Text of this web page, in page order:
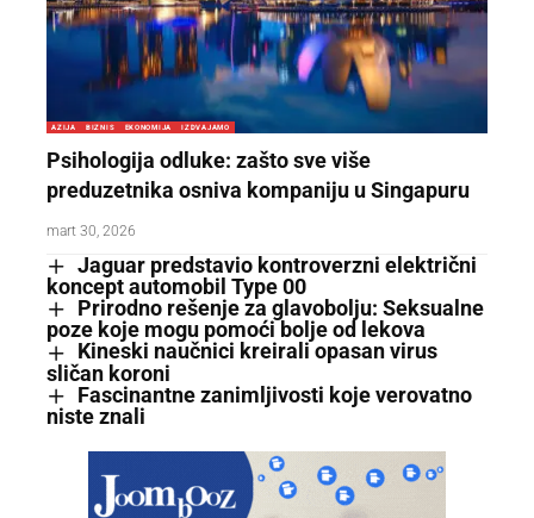
AZIJA BIZNIS EKONOMIJA IZDVAJAMO
Psihologija odluke: zašto sve više
preduzetnika osniva kompaniju u Singapuru
mart 30, 2026
Jaguar predstavio kontroverzni električni
koncept automobil Type 00
Prirodno rešenje za glavobolju: Seksualne
poze koje mogu pomoći bolje od lekova
Kineski naučnici kreirali opasan virus
sličan koroni
Fascinantne zanimljivosti koje verovatno
niste znali